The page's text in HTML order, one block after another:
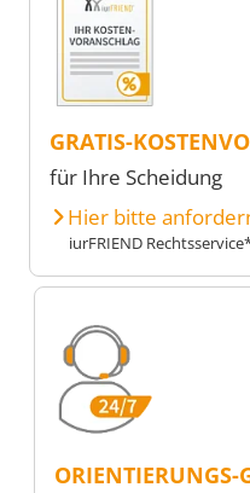
GRATIS-
für Ihre Scheidung
Hier bitte
iurFRIEND
ORIENTIERUNGS-